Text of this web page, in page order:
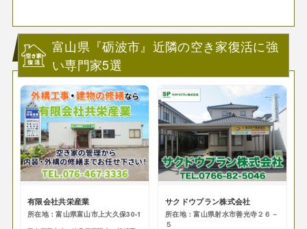
富山県『砺波市』近隣の空き家復活に強
い専門家5選
有限会社共栄産業
所在地：富山県富山市上大久保30-1
サクドウプラン株式会社
所在地：富山県射水市善光寺２６－
５